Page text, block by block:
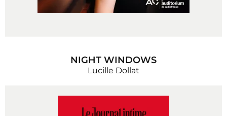
NIGHT WINDOWS
Lucille Dollat